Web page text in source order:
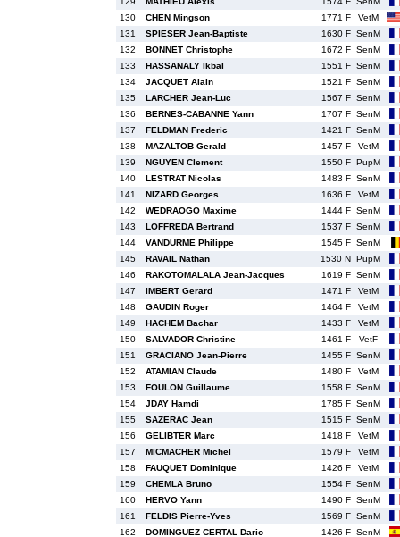
130
CHEN Mingson 1771 F
VetM
131
SPIESER Jean-Baptiste 1630 F SenM
132
BONNET Christophe 1672 F SenM
133
HASSANALY Ikbal 1551 F SenM
134
JACQUET Alain 1521 F SenM
135
LARCHER Jean-Luc 1567 F SenM
136
BERNES-CABANNE Yann 1707 F SenM
137
FELDMAN Frederic 1421 F SenM
138
MAZALTOB Gerald 1457 F
VetM
139
NGUYEN Clement 1550 F PupM
140
LESTRAT Nicolas 1483 F SenM
141
NIZARD Georges 1636 F
VetM
142
WEDRAOGO Maxime 1444 F SenM
143
LOFFREDA Bertrand 1537 F SenM
144
VANDURME Philippe 1545 F SenM
145
RAVAIL Nathan 1530 N PupM
146
RAKOTOMALALA Jean-Jacques 1619 F SenM
147
IMBERT Gerard 1471 F
VetM
148
GAUDIN Roger 1464 F
VetM
149
HACHEM Bachar 1433 F
VetM
150
SALVADOR Christine 1461 F
VetF
151
GRACIANO Jean-Pierre 1455 F SenM
152
ATAMIAN Claude 1480 F
VetM
153
FOULON Guillaume 1558 F SenM
154
JDAY Hamdi 1785 F SenM
155
SAZERAC Jean 1515 F SenM
156
GELIBTER Marc 1418 F
VetM
157
MICMACHER Michel 1579 F
VetM
158
FAUQUET Dominique 1426 F
VetM
159
CHEMLA Bruno 1554 F SenM
160
HERVO Yann 1490 F SenM
161
FELDIS Pierre-Yves 1569 F SenM
162
DOMINGUEZ CERTAL Dario 1426 F SenM